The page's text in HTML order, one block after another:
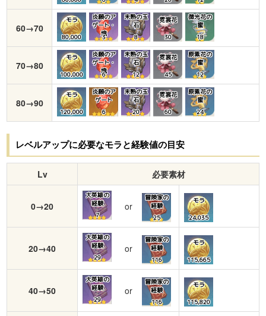
60→70
モラ
80,000
炎願のア
ゲート・
塊
3
未熟の玉
石
8
霓裳花
30
微光花の
蜜
18
70→80
モラ
100,000
炎願のア
ゲート・
塊
6
未熟の玉
石
12
霓裳花
45
原素花の
蜜
12
80→90
モラ
120,000
炎願のア
ゲート
6
未熟の玉
石
20
霓裳花
60
原素花の
蜜
24
レベルアップに必要なモラと経験値の目安
Lv 必要素材
0→20
大英雄の
経験
7
or
冒険家の
経験
25
モラ
24,035
20→40
大英雄の
経験
29
or
冒険家の
経験
116
モラ
115,665
40→50
大英雄の
経験
29
or
冒険家の
経験
116
モラ
115,820